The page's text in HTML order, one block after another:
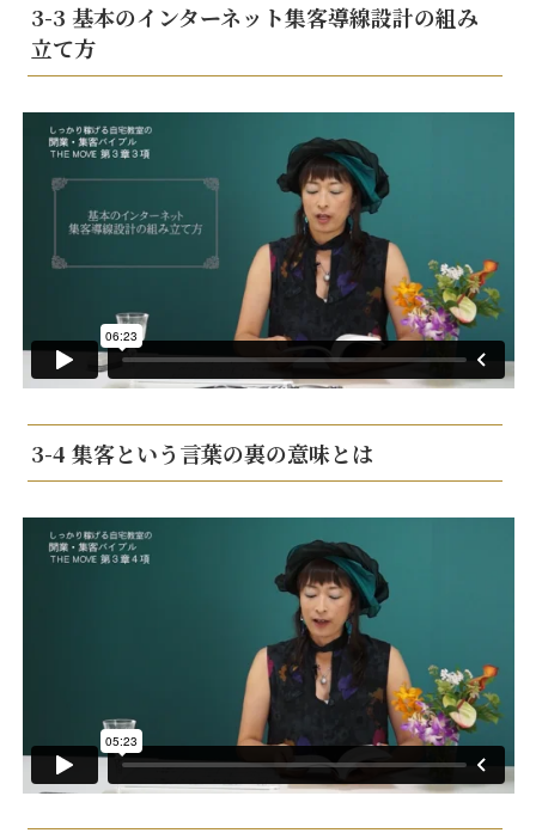
3-3 基本のインターネット集客導線設計の組み
立て方
3-4 集客という言葉の裏の意味とは